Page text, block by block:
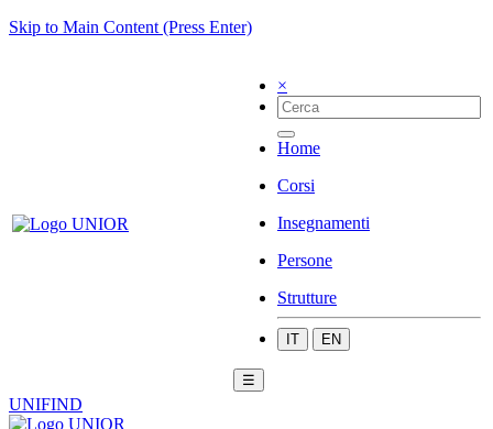
Skip to Main Content (Press Enter)
×
Home
Corsi
Insegnamenti
Persone
Strutture
IT EN
☰
UNIFIND